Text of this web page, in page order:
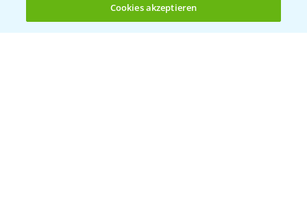
(noch 4)
Folgen Sie uns
Cookies akzeptieren